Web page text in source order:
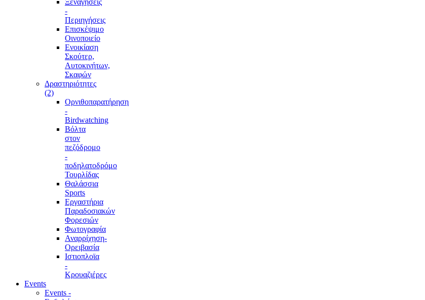
Ξεναγήσεις
-
Περιηγήσεις
Επισκέψιμο
Οινοποιείο
Ενοικίαση
Σκούτερ,
Αυτοκινήτων,
Σκαφών
Δραστηριότητες
(2)
Ορνιθοπαρατήρηση
-
Birdwatching
Βόλτα
στον
πεζόδρομο
-
ποδηλατοδρόμο
Τουρλίδας
Θαλάσσια
Sports
Εργαστήρια
Παραδοσιακών
Φορεσιών
Φωτογραφία
Αναρρίχηση-
Ορειβασία
Ιστιοπλοϊα
-
Κρουαζιέρες
Events
Events -